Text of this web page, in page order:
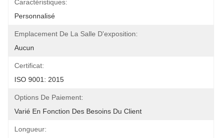
Caractéristiques:
Personnalisé
Emplacement De La Salle D'exposition:
Aucun
Certificat:
ISO 9001: 2015
Options De Paiement:
Varié En Fonction Des Besoins Du Client
Longueur: